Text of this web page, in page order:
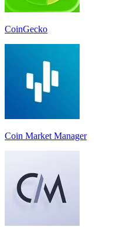
CoinGecko
Coin Market Manager